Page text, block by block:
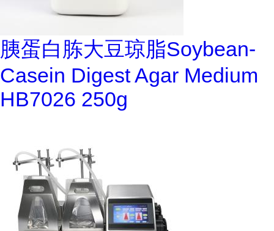
胰蛋白胨大豆琼脂Soybean-
Casein Digest Agar Medium
HB7026 250g